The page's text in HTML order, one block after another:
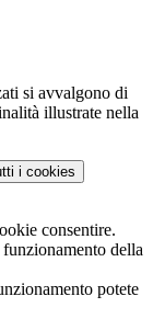
si avvalgono di
illustrate nella
i cookies
consentire.
della
potete